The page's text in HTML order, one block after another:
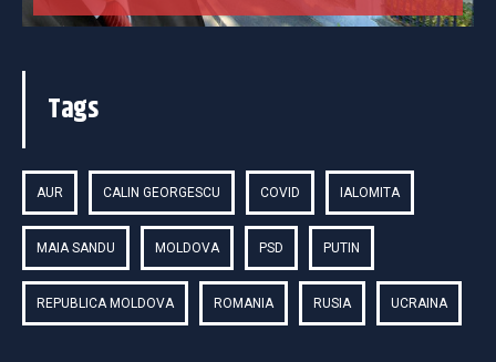
Tags
AUR CALIN GEORGESCU COVID IALOMITA
MAIA SANDU MOLDOVA PSD PUTIN
REPUBLICA MOLDOVA ROMANIA RUSIA UCRAINA